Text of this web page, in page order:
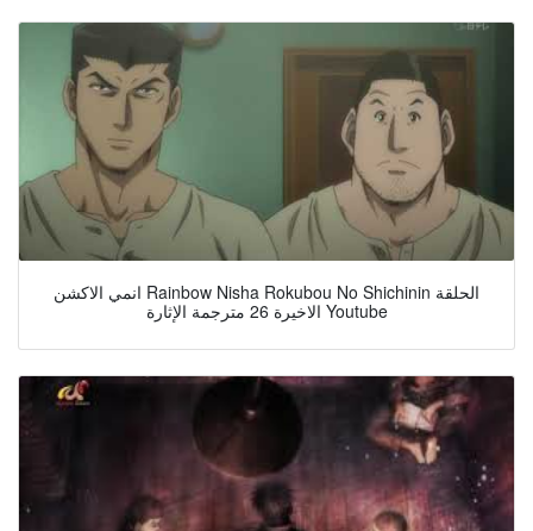
انمي الاكشن Rainbow Nisha Rokubou No Shichinin الحلقة
الاخيرة 26 مترجمة الإثارة Youtube